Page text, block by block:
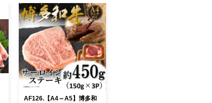
AF126.【A4～A5】博多和